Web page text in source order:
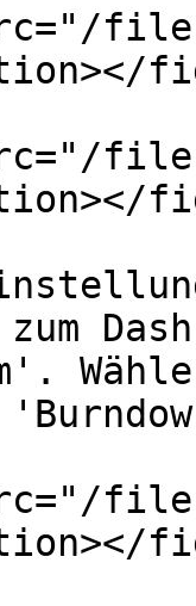
files/
files/